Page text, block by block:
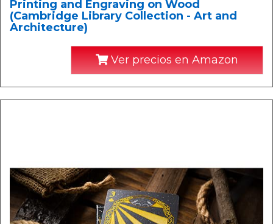
Printing and Engraving on Wood
(Cambridge Library Collection - Art and
Architecture)
Ver precios en Amazon